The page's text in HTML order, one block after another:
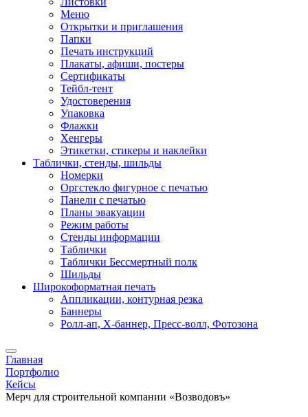
Меню
Открытки и приглашения
Папки
Печать инструкций
Плакаты, афиши, постеры
Сертификаты
Тейбл-тент
Удостоверения
Упаковка
Флажки
Хенгеры
Этикетки, стикеры и наклейки
Таблички, стенды, шильды
Номерки
Оргстекло фигурное с печатью
Панели с печатью
Планы эвакуации
Режим работы
Стенды информации
Таблички
Таблички Бессмертный полк
Шильды
Широкоформатная печать
Аппликации, контурная резка
Баннеры
Ролл-ап, X-баннер, Пресс-волл, Фотозона
Главная
Портфолио
Кейсы
Мерч для строительной компании «Возводовъ»